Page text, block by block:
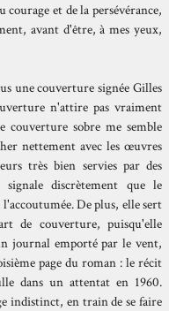
et de la persévérance,
avant d'être, à mes yeux,
une couverture signée Gilles
n'attire pas vraiment
couverture sobre me semble
nettement avec les œuvres
très bien servies par des
discrètement que le
De plus, elle sert
de couverture, puisqu'elle
journal emporté par le vent,
page du roman : le récit
dans un attentat en 1960.
indistinct, en train de se faire